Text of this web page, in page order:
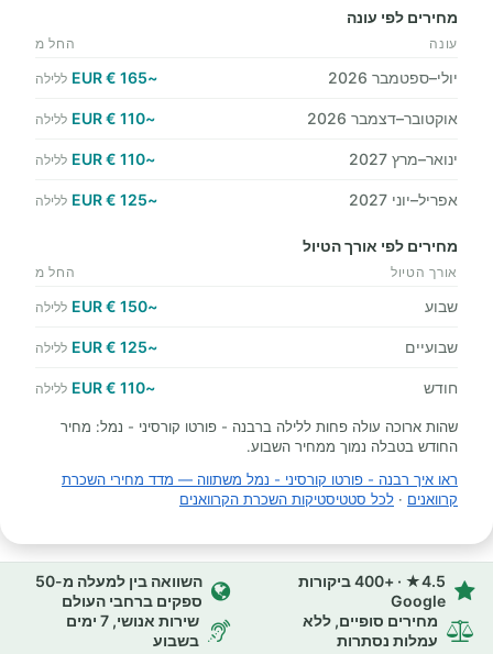
מחירים לפי עונה
עונה החל מ
יולי–ספטמבר 2026 ~165 € EUR ללילה
אוקטובר–דצמבר 2026 ~110 € EUR ללילה
ינואר–מרץ 2027 ~110 € EUR ללילה
אפריל–יוני 2027 ~125 € EUR ללילה
מחירים לפי אורך הטיול
אורך הטיול החל מ
שבוע ~150 € EUR ללילה
שבועיים ~125 € EUR ללילה
חודש ~110 € EUR ללילה
שהות ארוכה עולה פחות ללילה ברבנה - פורטו קורסיני - נמל: מחיר
החודש בטבלה נמוך ממחיר השבוע.
ראו איך רבנה - פורטו קורסיני - נמל משתווה — מדד מחירי השכרת
קרוואנים · לכל סטטיסטיקות השכרת הקרוואנים
4.5★ · +400 ביקורות
Google
השוואה בין למעלה מ-50
ספקים ברחבי העולם
מחירים סופיים, ללא
עמלות נסתרות
שירות אנושי, 7 ימים
בשבוע